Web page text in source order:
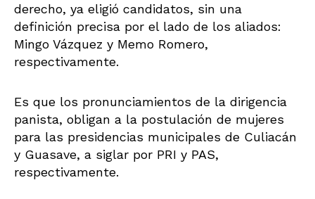
derecho, ya eligió candidatos, sin una
definición precisa por el lado de los aliados:
Mingo Vázquez y Memo Romero,
respectivamente.
Es que los pronunciamientos de la dirigencia
panista, obligan a la postulación de mujeres
para las presidencias municipales de Culiacán
y Guasave, a siglar por PRI y PAS,
respectivamente.